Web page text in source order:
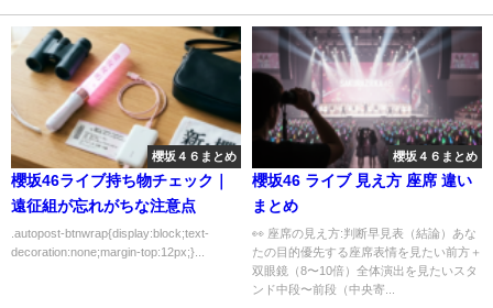
櫻坂４６まとめ
櫻坂46ライブ持ち物チェック｜
遠征組が忘れがちな注意点
.autopost-btnwrap{display:block;text-
decoration:none;margin-top:12px;}...
櫻坂４６まとめ
櫻坂46 ライブ 見え方 座席 違い
まとめ
👀 座席の見え方:判断早見表（結論）あな
たの目的優先する座席表情を見たい前方＋
双眼鏡（8〜10倍）全体演出を見たいスタ
ンド中段〜前段（中央寄...